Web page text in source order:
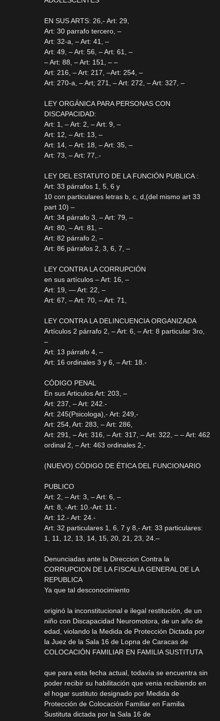
EN SUS ARTS: 26,- Art: 29,
Art: 30 parrafo tercero, –
Art: 32-a, – Art: 41, –
Art: 49, – Art: 56, – Art: 61, –
– Art: 88, – Art: 151, – –
Art: 216, – Art: 217, –Art: 254, –
Art: 270-a, – Art; 271, – Art: 272, – Art: 327, –
LEY ORGÁNICA PARA PERSONAS CON
DISCAPACIDAD:
Art: 1, – Art: 2, – Art: 9, –
Art: 12, – Art: 13, –
Art: 14, – Art: 18, – Art: 35, –
Art: 73, – Art: 77,.-
LEY DEL ESTATUTO DE LA FUNCIÓN PUBLICA :
Art: 33 párrafos 1, 5, 6 y
10 con particulares letras b, c, d,(del mismo art 33
part 10) –
Art: 34 párrafo 3, – Art: 79, –
Art: 80, – Art: 81, –
Art: 82 párrafo 2, –
Art: 86 párrafos 2, 3, 6, 7, –
LEY CONTRA LA CORRUPCIÓN
en sus artículos – Art: 16, –
Art: 19, — Art: 22, –
Art: 67, – Art: 70, – Art: 71,
LEY CONTRA LA DELINCUENCIA ORGANIZADA
Artículos 2 párrafo 2, – Art: 6, – Art: 8 particular 3ro,
–
Art: 13 párrafo 4, –
Art: 16 ordinales 3 y 6, – Art: 18.-
CÓDIGO PENAL
En sus Articulos Art: 203, –
Art: 237, – Art: 242.-
Art: 245(Psicologa),- Art: 249,-
Art: 254, Art: 283, – Art: 286,
Art: 291, – Art: 316, – Art: 317, – Art: 322, – – Art: 462
ordinal 2, – Art: 463 ordinales 2,-
(NUEVO) CÓDIGO DE ÉTICA DEL FUNCIONARIO
PUBLICO
Art: 2, – Art: 3, – Art: 6, –
Art: 8, -Art: 10.-Art: 11.-
Art: 12.- Art: 24.-
Art: 32 particulares 1, 6, 7 y 8,- Art: 33 particulares:
1, 11, 12, 13, 14, 15, 20, 21, 23, 24.–
Denunciadas ante la Direccion Contra la
CORRUPCION DE LA FISCALIA GENERAL DE LA
REPUBLICA
Ya que tal desconocimiento
originó la inconstitucional e ilegal restitución, de un
niño con Discapacidad Neuromotora, de un año de
edad, violando la Medida de Protección Dictada por
la Juez de la Sala 16 de Lopna de Caracas de
COLOCACIÓN FAMILIAR EN FAMILIA SUSTITUTA
que para esta fecha actual, todavía se encuentra sin
poder recibir su habilitación que venia recibiendo en
el hogar sustituto designado por Medida de
Protección de Colocación Familiar en Familia
Sustituta dictada por la Sala 16 de